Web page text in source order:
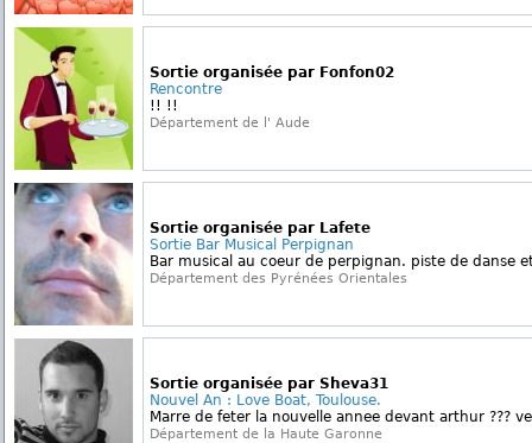
Sortie organisée par Fonfon02
Rencontre
!! !!
Département de l' Aude
Sortie organisée par Lafete
Sortie Bar Musical Perpignan
Bar musical au coeur de perpignan. piste de danse
Département des Pyrénées Orientales
Sortie organisée par Sheva31
Nouvel An : Love Boat, Toulouse.
Marre de feter la nouvelle annee devant arthur ???
Département de la Haute Garonne